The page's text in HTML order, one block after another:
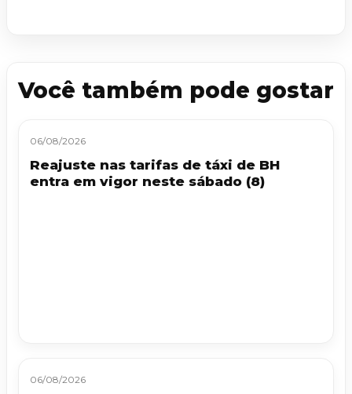
Você também pode gostar
06/08/2026
Reajuste nas tarifas de táxi de BH
entra em vigor neste sábado (8)
06/08/2026